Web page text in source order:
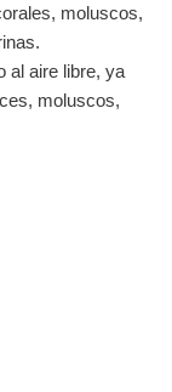
moluscos,
al aire libre, ya
moluscos,